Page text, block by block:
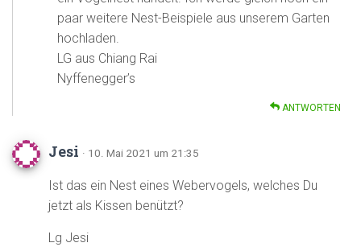
paar weitere Nest-Beispiele aus unserem Garten
hochladen.
LG aus Chiang Rai
Nyffenegger’s
ANTWORTEN
Jesi · 10. Mai 2021 um 21:35
Ist das ein Nest eines Webervogels, welches Du
jetzt als Kissen benützt?
Lg Jesi